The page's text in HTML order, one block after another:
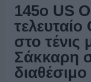
145o US
στο τένις
Σάκκαρη